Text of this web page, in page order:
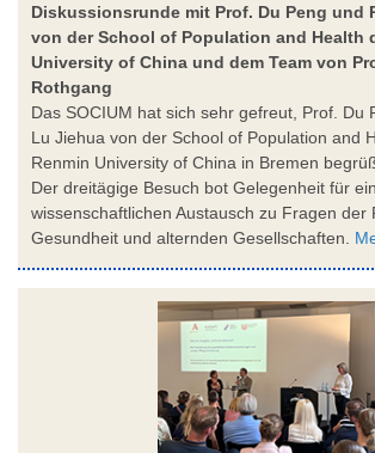
Diskussionsrunde mit Prof. Du Peng und
von der School of Population and Health
University of China und dem Team von
Rothgang
Das SOCIUM hat sich sehr gefreut, Prof. Du
Lu Jiehua von der School of Population and
Renmin University of China in Bremen
Der dreitägige Besuch bot Gelegenheit für
wissenschaftlichen Austausch zu Fragen der
Gesundheit und alternden Gesellschaften.